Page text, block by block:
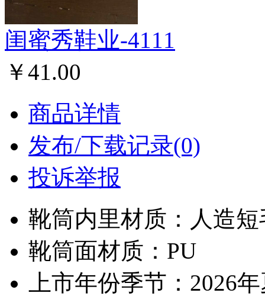
闺蜜秀鞋业-4111
￥41.00
商品详情
发布/下载记录(0)
投诉举报
靴筒内里材质：人造短
靴筒面材质：PU
上市年份季节：2026